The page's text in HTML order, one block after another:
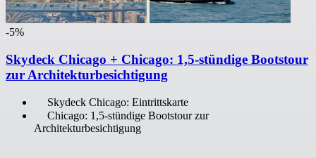
-5%
Skydeck Chicago + Chicago: 1,5-stündige Bootstour
zur Architekturbesichtigung
Skydeck Chicago: Eintrittskarte
Chicago: 1,5-stündige Bootstour zur
Architekturbesichtigung